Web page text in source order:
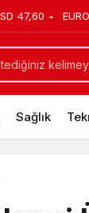
47,60 EURO
Sağlık